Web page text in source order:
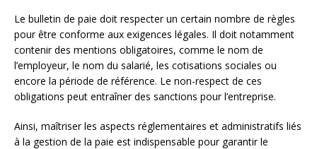
Le bulletin de paie doit respecter un certain nombre de règles
pour être conforme aux exigences légales. Il doit notamment
contenir des mentions obligatoires, comme le nom de
l’employeur, le nom du salarié, les cotisations sociales ou
encore la période de référence. Le non-respect de ces
obligations peut entraîner des sanctions pour l’entreprise.
Ainsi, maîtriser les aspects réglementaires et administratifs liés
à la gestion de la paie est indispensable pour garantir le